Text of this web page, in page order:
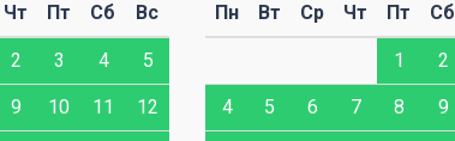
Чт Пт Сб Вс
2 3 4 5
9 10 11 12
Пн Вт Ср Чт Пт Сб
1 2
4 5 6 7 8 9